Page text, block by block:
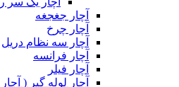
آچار جغجغه
آچار چرخ
آچار سه نظام دریل
آچار فرانسه
آچار فیلر
آچار لوله گیر (